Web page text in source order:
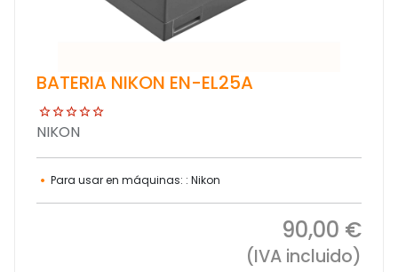
BATERIA NIKON EN-EL25A
NIKON
Para usar en máquinas: : Nikon
90,00 €
(IVA incluido)